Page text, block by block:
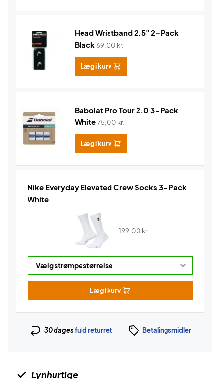
Head Wristband 2.5" 2-Pack
Black69,00 kr.
Læg i kurv
Babolat Pro Tour 2.0 3-Pack
White75,00 kr.
Læg i kurv
Nike Everyday Elevated Crew Socks 3-Pack
White
199,00 kr.
Læg i kurv
30 dagesfuld returret Betalingsmidler
Lynhurtige